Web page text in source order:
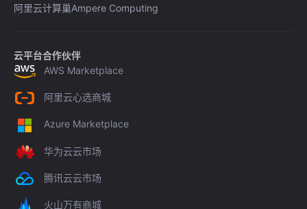
阿里云计算巢Ampere Computing
云平台合作伙伴
AWS Marketplace
阿里云心选商城
Azure Marketplace
华为云云市场
腾讯云云市场
火山万有商城